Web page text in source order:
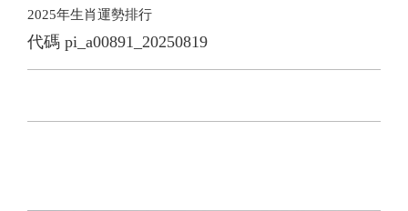
2025年生肖運勢排行
代碼 pi_a00891_20250819